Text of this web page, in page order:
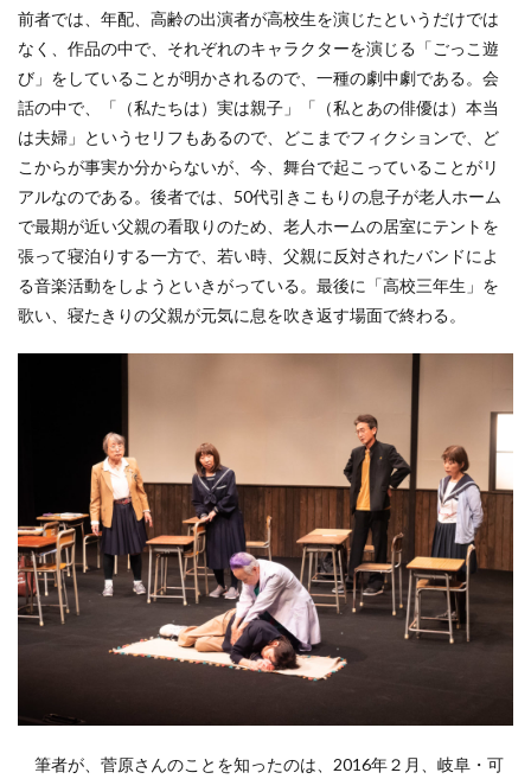
前者では、年配、高齢の出演者が高校生を演じたというだけでは
なく、作品の中で、それぞれのキャラクターを演じる「ごっこ遊
び」をしていることが明かされるので、一種の劇中劇である。会
話の中で、「（私たちは）実は親子」「（私とあの俳優は）本当
は夫婦」というセリフもあるので、どこまでフィクションで、ど
こからが事実か分からないが、今、舞台で起こっていることがリ
アルなのである。後者では、50代引きこもりの息子が老人ホーム
で最期が近い父親の看取りのため、老人ホームの居室にテントを
張って寝泊りする一方で、若い時、父親に反対されたバンドによ
る音楽活動をしようといきがっている。最後に「高校三年生」を
歌い、寝たきりの父親が元気に息を吹き返す場面で終わる。
筆者が、菅原さんのことを知ったのは、2016年２月、岐阜・可